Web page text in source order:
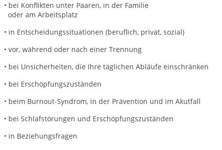
• bei Konflikten unter Paaren, in der Familie
oder am Arbeitsplatz
• in Entscheidungssituationen (beruflich, privat, sozial)
• vor, während oder nach einer Trennung
• bei Unsicherheiten, die Ihre täglichen Abläufe einschränken
• bei Erschöpfungszuständen
• beim Burnout-Syndrom, in der Prävention und im Akutfall
• bei Schlafstörungen und Erschöpfungszuständen
• in Beziehungsfragen